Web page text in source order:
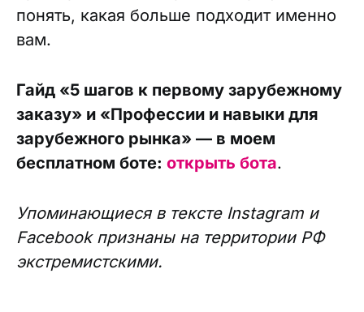
понять, какая больше подходит именно
вам.
Гайд «5 шагов к первому зарубежному
заказу» и «Профессии и навыки для
зарубежного рынка» — в моем
бесплатном боте: открыть бота.
Упоминающиеся в тексте Instagram и
Facebook признаны на территории РФ
экстремистскими.